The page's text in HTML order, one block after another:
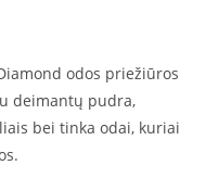
odos priežiūros
deimantų pudra,
bei tinka odai, kuriai